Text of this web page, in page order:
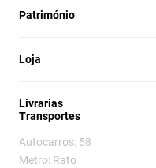
Património
Loja
Livrarias
Transportes
Autocarros: 58
Metro: Rato